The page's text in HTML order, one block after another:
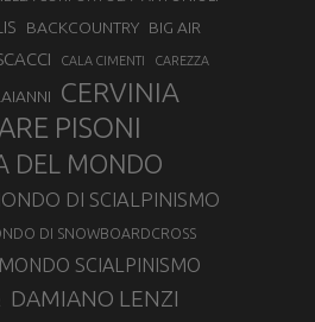
BACKCOUNTRY BIG AIR
CALA CIMENTI CAREZZA
CERVINIA
PISONI
DEL MONDO
DI SCIALPINISMO
DI SNOWBOARDCROSS
SCIALPINISMO
DAMIANO LENZI